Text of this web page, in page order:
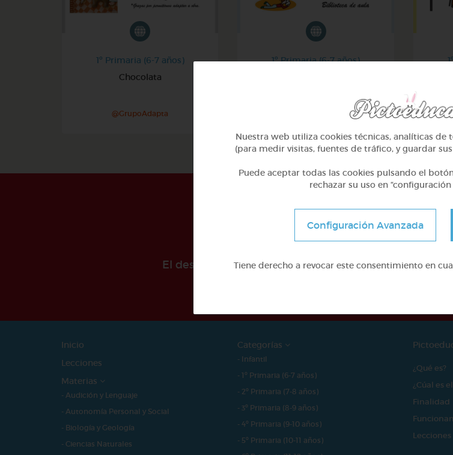
1º Primaria (6-7 años)
Chocolata
@GrupoAdapta
1º Primaria (6-7 años)
El desarollo de este proyecto ha sido posible gracias
Inicio
Lecciones
Materias
- Audición y Lenguaje
- Autonomía Personal y Social
- Biología y Geología
- Ciencias Naturales
Categorías
- Infantil
- 1º Primaria (6-7 años)
- 2º Primaria (7-8 años)
- 3º Primaria (8-9 años)
- 4º Primaria (9-10 años)
- 5º Primaria (10-11 años)
¿Qué es?
¿Cúal es
Finalidad
Nuestra web utiliza cookies técnicas, analíticas de
(para medir visitas, fuentes de tráfico, y guardar
Puede aceptar todas las cookies pulsando el
rechazar su uso en “configuración
Configuración Avanzada
Tiene derecho a revocar este consentimiento en